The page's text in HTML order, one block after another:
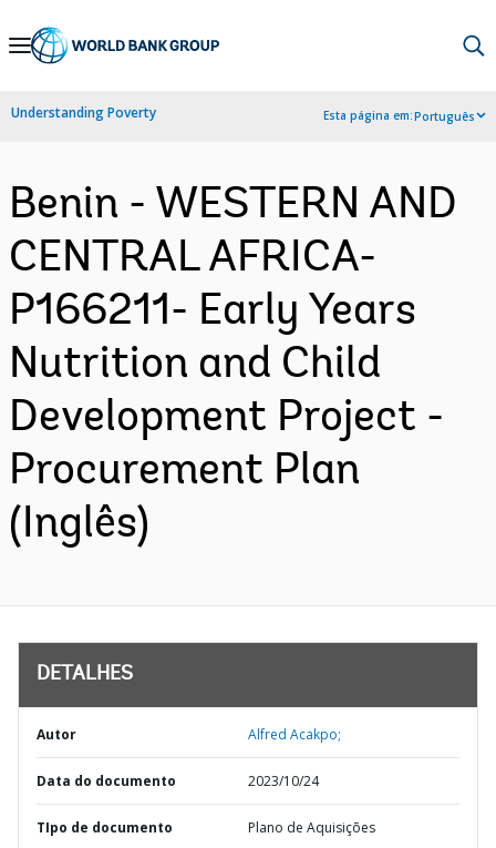
Skip
Navigation
Understanding Poverty Esta página em:Português
Benin - WESTERN AND
CENTRAL AFRICA-
P166211- Early Years
Nutrition and Child
Development Project -
Procurement Plan
(Inglês)
DETALHES
Autor Alfred Acakpo;
Data do documento 2023/10/24
TIpo de documento Plano de Aquisições